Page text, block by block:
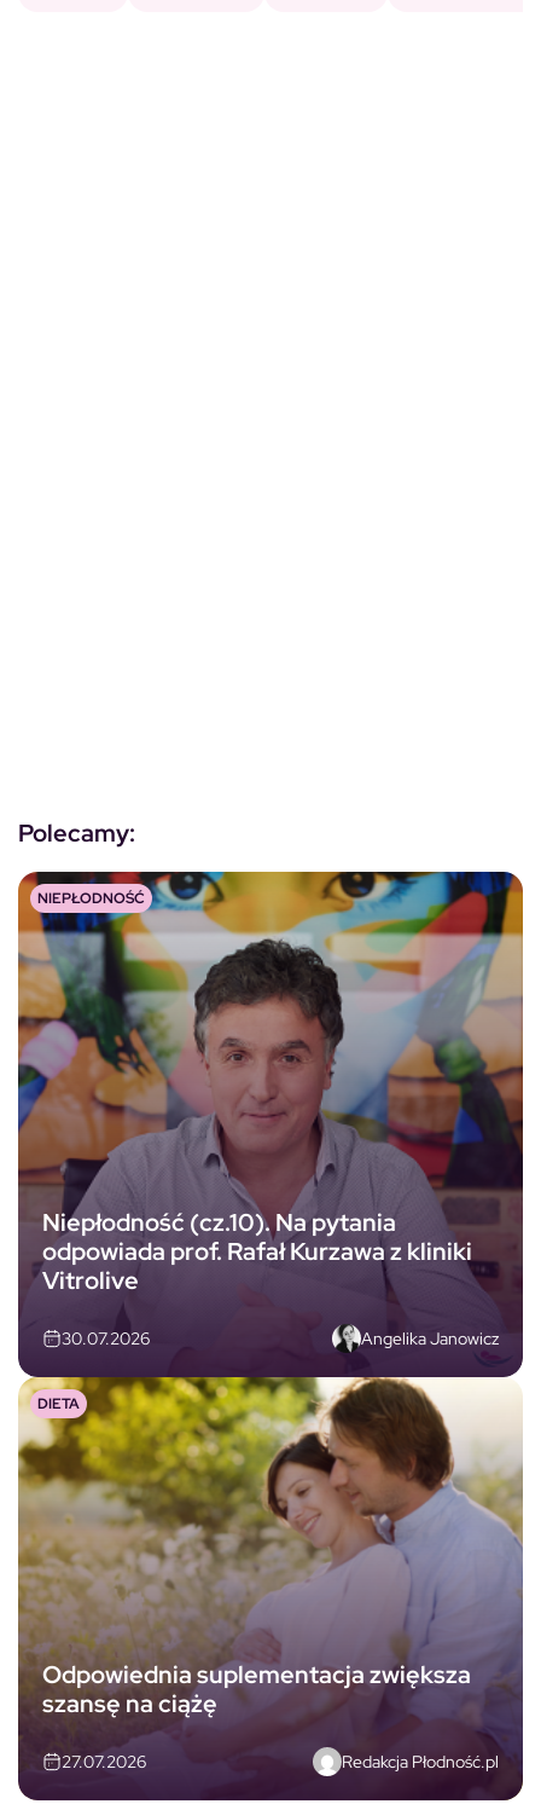
Polecamy:
Niepłodność (cz.10). Na pytania
odpowiada prof. Rafał Kurzawa z kliniki
Vitrolive
30.07.2026 Angelika Janowicz
NIEPŁODNOŚĆ
Odpowiednia suplementacja zwiększa
szansę na ciążę
27.07.2026 Redakcja Płodność.pl
DIETA